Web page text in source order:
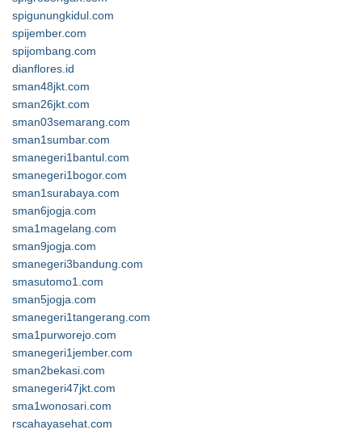
spigunungkidul.com
spijember.com
spijombang.com
dianflores.id
sman48jkt.com
sman26jkt.com
sman03semarang.com
sman1sumbar.com
smanegeri1bantul.com
smanegeri1bogor.com
sman1surabaya.com
sman6jogja.com
sma1magelang.com
sman9jogja.com
smanegeri3bandung.com
smasutomo1.com
sman5jogja.com
smanegeri1tangerang.com
sma1purworejo.com
smanegeri1jember.com
sman2bekasi.com
smanegeri47jkt.com
sma1wonosari.com
rscahayasehat.com